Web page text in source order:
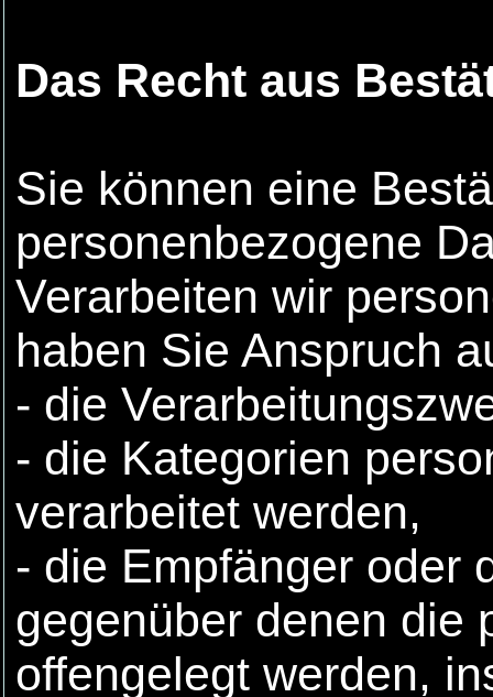
Das Recht aus
Sie können eine
personenbezogene
Verarbeiten wir
haben Sie Anspruch
- die
- die Kategorien
verarbeitet werden,
- die Empfänger oder
gegenüber denen die
offengelegt werden,